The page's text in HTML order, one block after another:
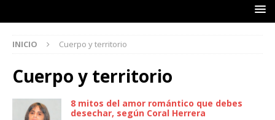
INICIO Cuerpo y territorio
Cuerpo y territorio
8 mitos del amor romántico que debes
desechar, según Coral Herrera